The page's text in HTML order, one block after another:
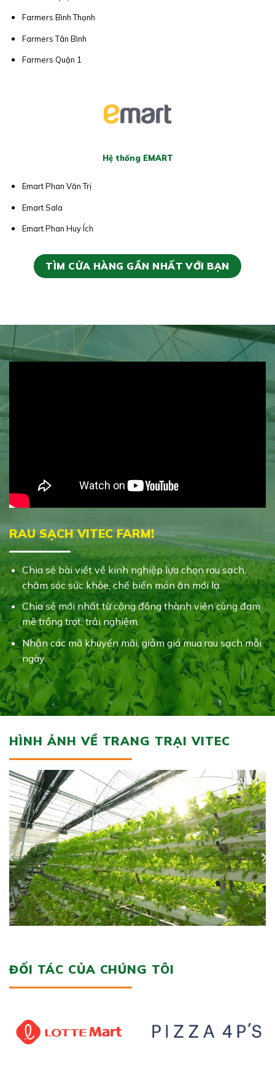
Farmers Bình Thạnh
Farmers Tân Bình
Farmers Quận 1
Hệ thống EMART
Emart Phan Văn Trị
Emart Sala
Emart Phan Huy Ích
TÌM CỬA HÀNG GẦN NHẤT VỚI BẠN
RAU SẠCH VITEC FARM!
Chia sẻ bài viết về kinh nghiệp lựa chọn rau sạch,
chăm sóc sức khỏe, chế biến món ăn mới lạ.
Chia sẻ mới nhất từ cộng đồng thành viên cùng đam
mê trồng trọt, trải nghiệm.
Nhận các mã khuyến mãi, giảm giá mua rau sạch mỗi
ngày.
HÌNH ẢNH VỀ TRANG TRẠI VITEC
ĐỐI TÁC CỦA CHÚNG TÔI